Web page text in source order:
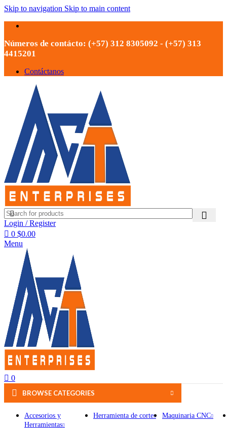
Skip to navigation Skip to main content
Números de contácto: (+57) 312 8305092 - (+57) 313
4415201
Contáctanos
Login / Register
0 $0.00
Menu
0
BROWSE CATEGORIES
Accesorios y
Herramientas
Herramienta de corte Maquinaria CNC